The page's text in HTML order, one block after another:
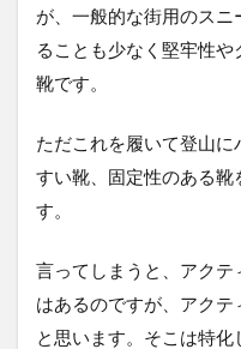
で
安
も
は
な
い
か
2.1
は値
段、
が、一般的な街用のス
ることも少なく堅牢性
靴です。
ただこれを履いて登山
すい靴、固定性のある靴
す。
言ってしまうと、アク
はあるのですが、アク
と思います。そこは特化